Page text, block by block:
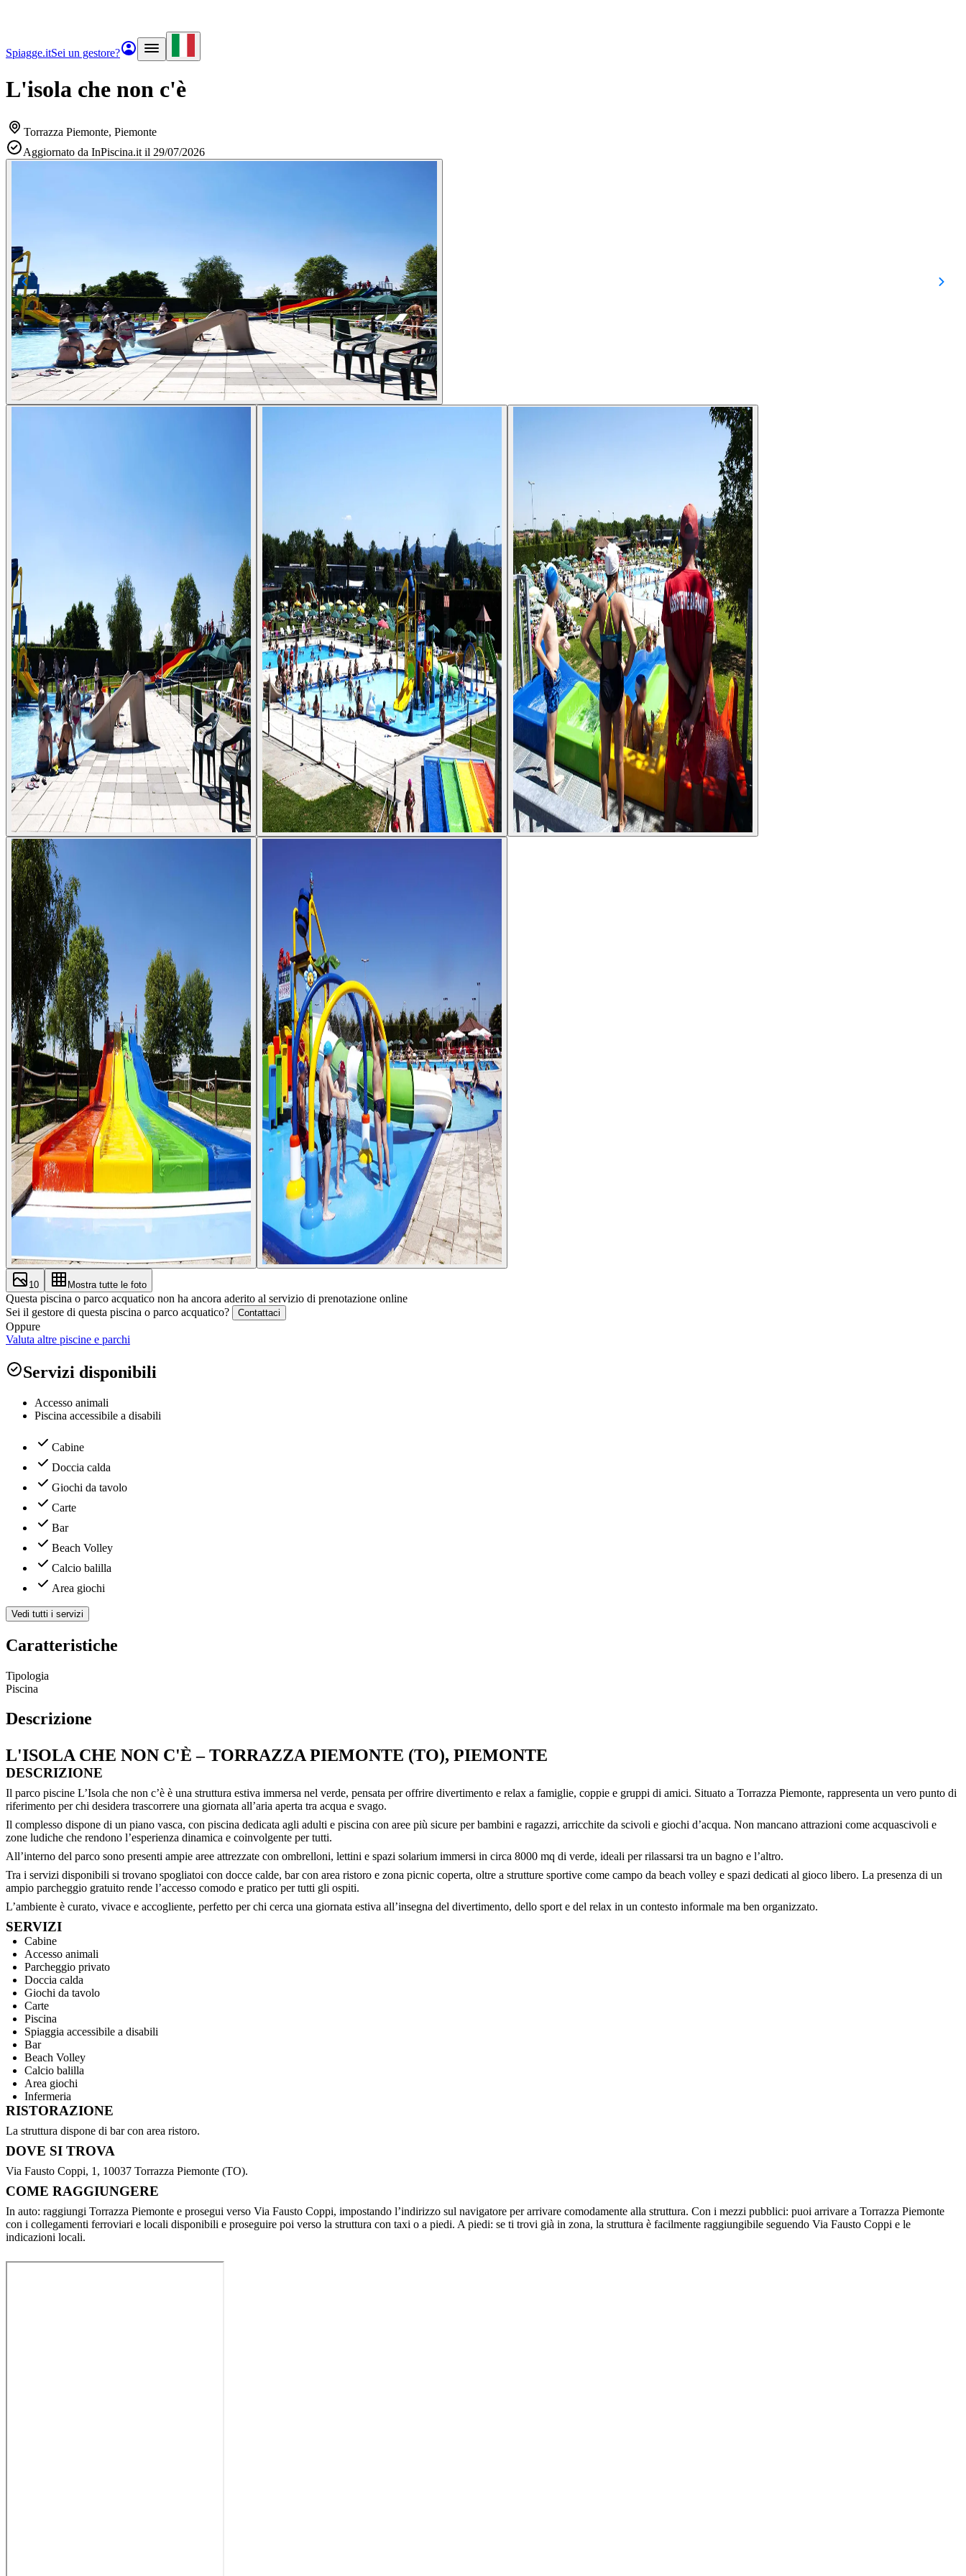
Spiagge.itSei un gestore?
L'isola che non c'è
Torrazza Piemonte, Piemonte
Aggiornato da InPiscina.it il 29/07/2026
10 Mostra tutte le foto
Questa piscina o parco acquatico non ha ancora aderito al servizio di prenotazione online
Sei il gestore di questa piscina o parco acquatico?
Contattaci
Oppure
Valuta altre piscine e parchi
Servizi disponibili
Accesso animali
Piscina accessibile a disabili
Cabine
Doccia calda
Giochi da tavolo
Carte
Bar
Beach Volley
Calcio balilla
Area giochi
Vedi tutti i servizi
Caratteristiche
Tipologia
Piscina
Descrizione
L'ISOLA CHE NON C'È – TORRAZZA PIEMONTE (TO), PIEMONTE
DESCRIZIONE
Il parco piscine L’Isola che non c’è è una struttura estiva immersa nel verde, pensata per offrire divertimento e relax a famiglie, coppie e gruppi di amici. Situato a Torrazza Piemonte, rappresenta un vero punto di
riferimento per chi desidera trascorrere una giornata all’aria aperta tra acqua e svago.
Il complesso dispone di un piano vasca, con piscina dedicata agli adulti e piscina con aree più sicure per bambini e ragazzi, arricchite da scivoli e giochi d’acqua. Non mancano attrazioni come acquascivoli e
zone ludiche che rendono l’esperienza dinamica e coinvolgente per tutti.
All’interno del parco sono presenti ampie aree attrezzate con ombrelloni, lettini e spazi solarium immersi in circa 8000 mq di verde, ideali per rilassarsi tra un bagno e l’altro.
Tra i servizi disponibili si trovano spogliatoi con docce calde, bar con area ristoro e zona picnic coperta, oltre a strutture sportive come campo da beach volley e spazi dedicati al gioco libero. La presenza di un
ampio parcheggio gratuito rende l’accesso comodo e pratico per tutti gli ospiti.
L’ambiente è curato, vivace e accogliente, perfetto per chi cerca una giornata estiva all’insegna del divertimento, dello sport e del relax in un contesto informale ma ben organizzato.
SERVIZI
Cabine
Accesso animali
Parcheggio privato
Doccia calda
Giochi da tavolo
Carte
Piscina
Spiaggia accessibile a disabili
Bar
Beach Volley
Calcio balilla
Area giochi
Infermeria
RISTORAZIONE
La struttura dispone di bar con area ristoro.
DOVE SI TROVA
Via Fausto Coppi, 1, 10037 Torrazza Piemonte (TO).
COME RAGGIUNGERE
In auto: raggiungi Torrazza Piemonte e prosegui verso Via Fausto Coppi, impostando l’indirizzo sul navigatore per arrivare comodamente alla struttura. Con i mezzi pubblici: puoi arrivare a Torrazza Piemonte
con i collegamenti ferroviari e locali disponibili e proseguire poi verso la struttura con taxi o a piedi. A piedi: se ti trovi già in zona, la struttura è facilmente raggiungibile seguendo Via Fausto Coppi e le
indicazioni locali.